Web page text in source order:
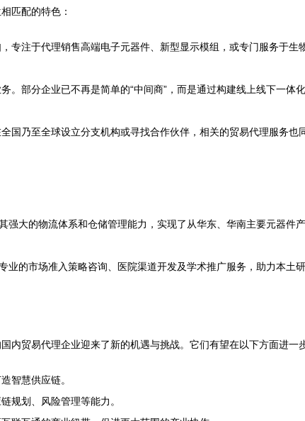
匹配的特色：
专注于代理销售高端电子元器件、新型显示模组，或专门服务于生
。部分企业已不再是简单的“中间商”，而是通过构建线上线下一体
乃至全球设立分支机构或寻找合作伙伴，相关的贸易代理服务也
大的物流体系和仓储管理能力，实现了从华东、华南主要元器件
的市场准入策略咨询、医院渠道开发及学术推广服务，助力本土
贸易代理企业迎来了新的机遇与挑战。它们有望在以下方面进一
智慧供应链。
规划、风险管理等能力。